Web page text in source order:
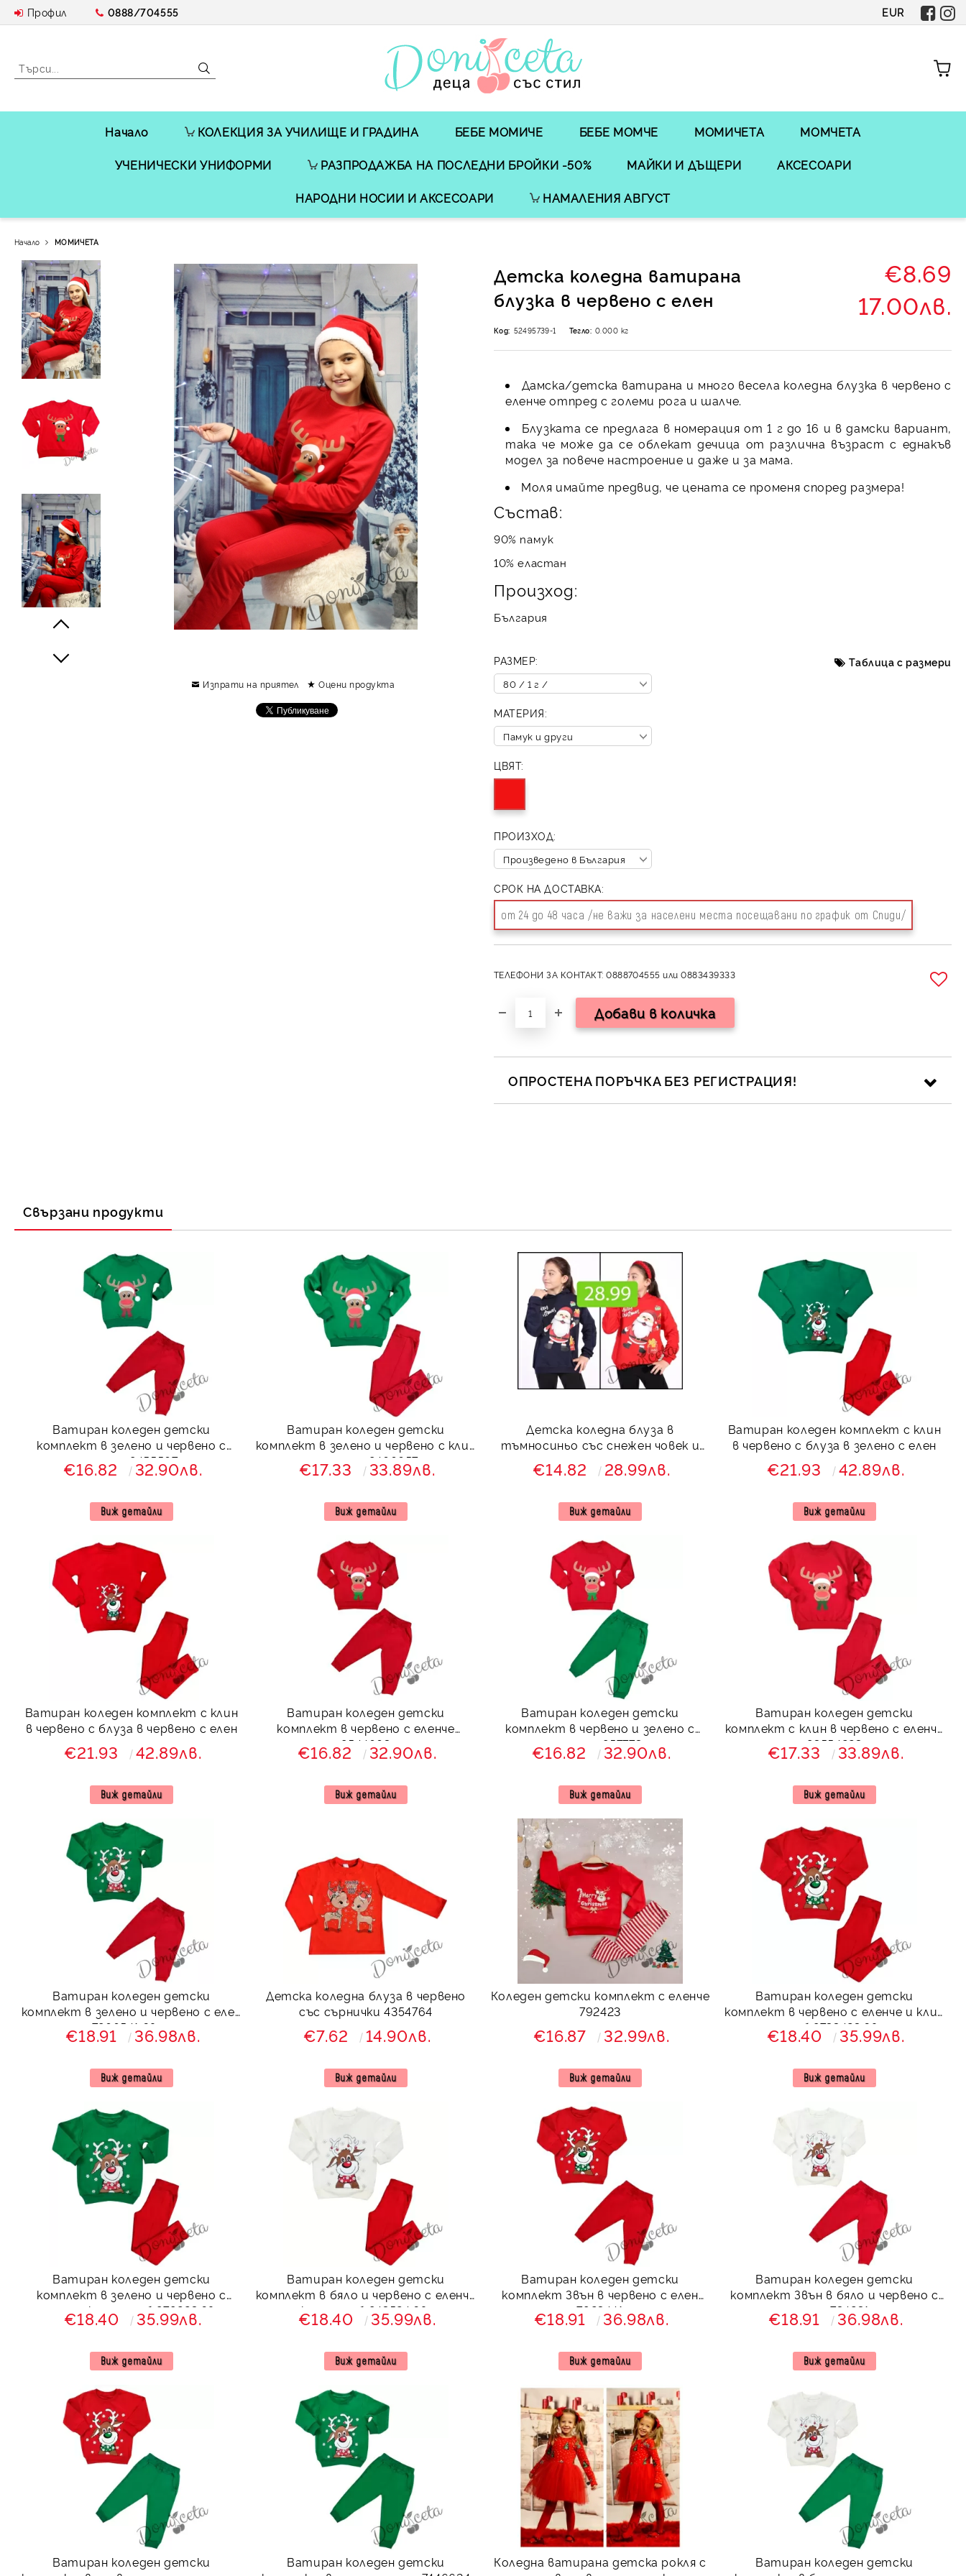
Профил 0888/704555 EUR
Начало КОЛЕКЦИЯ ЗА УЧИЛИЩЕ И ГРАДИНА БЕБЕ МОМИЧЕ БЕБЕ МОМЧЕ МОМИЧЕТА МОМЧЕТА
УЧЕНИЧЕСКИ УНИФОРМИ РАЗПРОДАЖБА НА ПОСЛЕДНИ БРОЙКИ -50% МАЙКИ И ДЪЩЕРИ АКСЕСОАРИ
НАРОДНИ НОСИИ И АКСЕСОАРИ НАМАЛЕНИЯ АВГУСТ
Начало МОМИЧЕТА
Детска коледна ватирана
блузка в червено с елен
€8.69
17.00лв.
Код: 52495739-1 Тегло: 0.000 кг
Дамска/детска ватирана и много весела коледна блузка в червено с
еленче отпред с големи рога и шалче.
Блузката се предлага в номерация от 1 г до 16 и в дамски вариант,
така че може да се облекат дечица от различна възраст с еднакъв
модел за повече настроение и даже и за мама.
Моля имайте предвид, че цената се променя според размера!
Състав:
90% памук
10% еластан
Произход:
България
РАЗМЕР: Таблица с размери
МАТЕРИЯ:
ЦВЯТ:
ПРОИЗХОД:
СРОК НА ДОСТАВКА:
от 24 до 48 часа /не важи за населени места посещавани по график от Спиди/
ТЕЛЕФОНИ ЗА КОНТАКТ: 0888704555 или 0883439333
ОПРОСТЕНА ПОРЪЧКА БЕЗ РЕГИСТРАЦИЯ!
Изпрати на приятел Оцени продукта
Свързани продукти
Ватиран коледен детски
комплект в зелено и червено с
еленче 8455567
€16.82 32.90лв.
Виж детайли
Ватиран коледен детски
комплект в зелено и червено с клин
и еленче 8466657
€17.33 33.89лв.
Виж детайли
Детска коледна блуза в
тъмносиньо със снежен човек и
надпис
€14.82 28.99лв.
Виж детайли
Ватиран коледен комплект с клин
в червено с блуза в зелено с елен
€21.93 42.89лв.
Виж детайли
Ватиран коледен комплект с клин
в червено с блуза в червено с елен
€21.93 42.89лв.
Виж детайли
Ватиран коледен детски
комплект в червено с еленче
8544663
€16.82 32.90лв.
Виж детайли
Ватиран коледен детски
комплект в червено и зелено с
еленче 857773
€16.82 32.90лв.
Виж детайли
Ватиран коледен детски
комплект с клин в червено с еленче
83554223
€17.33 33.89лв.
Виж детайли
Ватиран коледен детски
комплект в зелено и червено с елен
7866541 Звън
€18.91 36.98лв.
Виж детайли
Детска коледна блуза в червено
със сърнички 4354764
€7.62 14.90лв.
Виж детайли
Коледен детски комплект с еленче
792423
€16.87 32.99лв.
Виж детайли
Ватиран коледен детски
комплект в червено с еленче и клин
с ръб 8733423 Звън
€18.40 35.99лв.
Виж детайли
Ватиран коледен детски
комплект в зелено и червено с
еленче и клин с ръб 879223 Звън
€18.40 35.99лв.
Виж детайли
Ватиран коледен детски
комплект в бяло и червено с еленче
и клин с ръб 843524 Звън
€18.40 35.99лв.
Виж детайли
Ватиран коледен детски
комплект Звън в червено с елен
7923441
€18.91 36.98лв.
Виж детайли
Ватиран коледен детски
комплект Звън в бяло и червено с
елен 734231
€18.91 36.98лв.
Виж детайли
Ватиран коледен детски
Ватиран коледен детски
Коледна ватирана детска рокля с
Ватиран коледен детски